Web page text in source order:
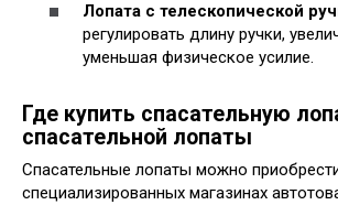
Лопата с телескопической
регулировать длину ручки,
уменьшая физическое усилие.
Где купить спасательную
спасательной лопаты
Спасательные лопаты можно
специализированных магазинах